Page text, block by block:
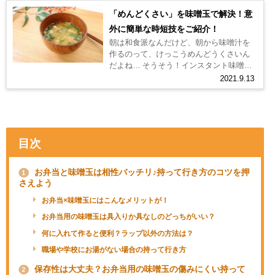
「めんどくさい」を味噌玉で解決！意
外に簡単な時短技をご紹介！
2021.9.13
朝は和食派なんだけど、朝から味噌汁を
作るのって、けっこうめんどうくさいん
だよね… そうそう！インスタント味噌汁
が好きじゃないから、1人分だけ作る時は
特にめんどくさくて… そんなあな...
目次
1
お弁当と味噌玉は相性バッチリ♪持って行き方のコツを押
さえよう
お弁当×味噌玉にはこんなメリットが！
お弁当用の味噌玉は具入りか具なしのどっちがいい？
何に入れて作ると便利？ラップ以外の方法は？
職場や学校にお湯がない場合の持って行き方
2
保存性は大丈夫？お弁当用の味噌玉の傷みにくい持って